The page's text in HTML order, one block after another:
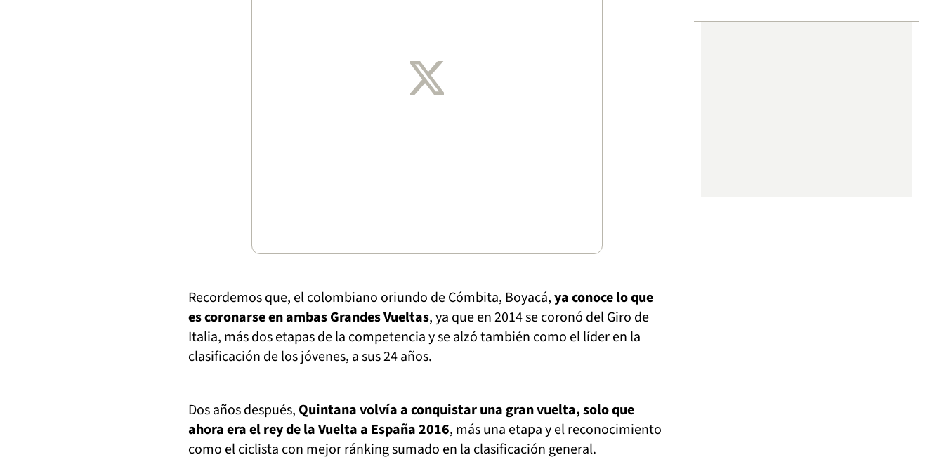
Recordemos que, el colombiano oriundo de Cómbita, Boyacá,ya conoce lo que
es coronarse en ambas Grandes Vueltas, ya que en 2014 se coronó del Giro de
Italia, más dos etapas de la competencia y se alzó también como el líder en la
clasificación de los jóvenes, a sus 24 años.
Dos años después, Quintana volvía a conquistar una gran vuelta, solo que
ahora era el rey de la Vuelta a España 2016, más una etapa y el reconocimiento
como el ciclista con mejor ránking sumado en la clasificación general.